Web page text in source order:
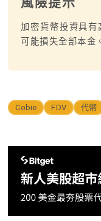
加密貨幣投資具有
可能損失全部本金
Cobie FDV 代幣